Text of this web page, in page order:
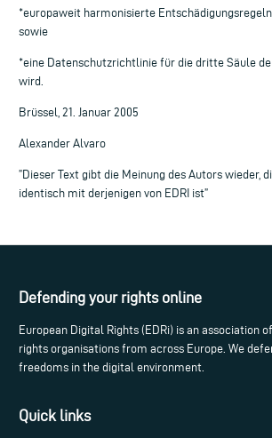
*europaweit harmonisierte
sowie
*eine Datenschutzrichtlinie für die dritte Säule
wird.
Brüssel, 21. Januar 2005
Alexander Alvaro
”Dieser Text gibt die Meinung des Autors wieder,
identisch mit derjenigen von EDRI ist”
Defending your rights online
European Digital Rights (EDRi) is an association
rights organisations from across Europe. We
freedoms in the digital environment.
Quick links